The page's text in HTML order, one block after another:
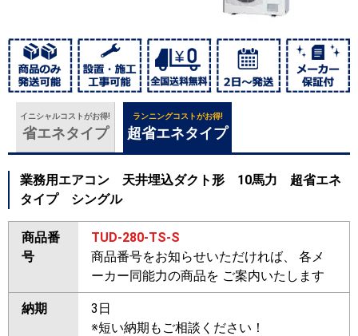
イニシャルコストがお得!
省エネタイプ
ランニングコストがお得!
超省エネタイプ
業務用エアコン 天井埋込ダクト形 10馬力 超省エネ
タイプ シングル
商品番
号
TUD-280-TS-S
商品番号をお知らせいただければ、 各メ
ーカー同能力の商品を ご案内いたします
納期
3日
※短い納期もご相談ください！